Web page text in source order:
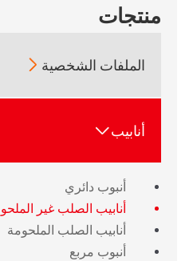
منتجات
الملفات الشخصية 
أنابيب
أنبوب دائري
أنابيب الصلب غير
أنابيب الصلب الملحومة
أنبوب مربع